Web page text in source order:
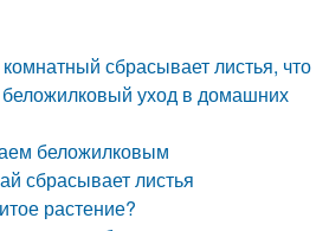
сбрасывает листья, что
уход в домашних
беложилковым
сбрасывает листья
растение?